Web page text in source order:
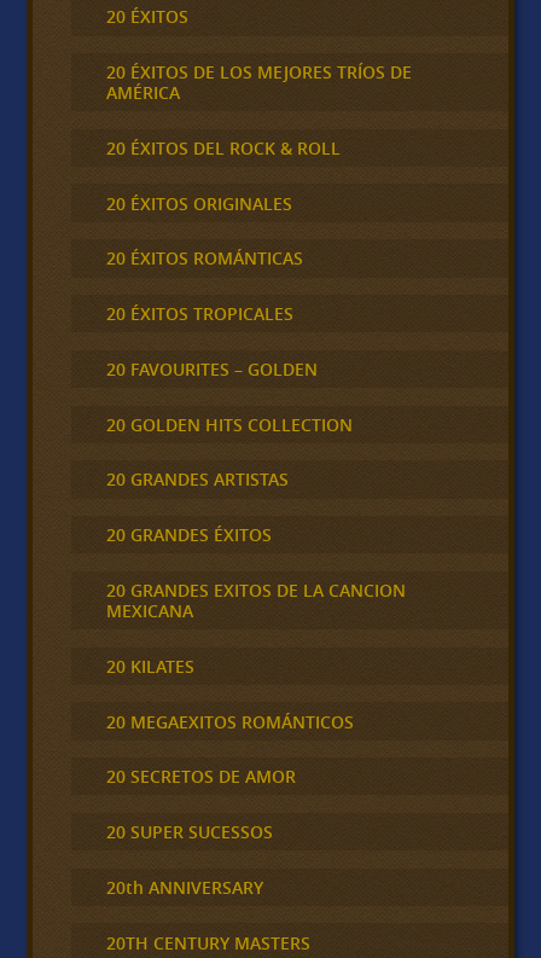
20 ÉXITOS
20 ÉXITOS DE LOS MEJORES TRÍOS DE
AMÉRICA
20 ÉXITOS DEL ROCK & ROLL
20 ÉXITOS ORIGINALES
20 ÉXITOS ROMÁNTICAS
20 ÉXITOS TROPICALES
20 FAVOURITES – GOLDEN
20 GOLDEN HITS COLLECTION
20 GRANDES ARTISTAS
20 GRANDES ÉXITOS
20 GRANDES EXITOS DE LA CANCION
MEXICANA
20 KILATES
20 MEGAEXITOS ROMÁNTICOS
20 SECRETOS DE AMOR
20 SUPER SUCESSOS
20th ANNIVERSARY
20TH CENTURY MASTERS